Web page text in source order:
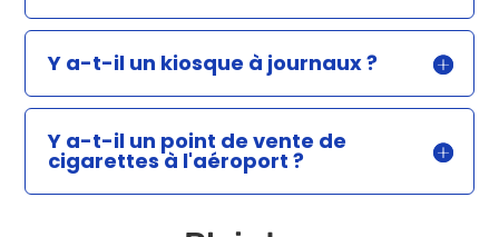
Y a-t-il un kiosque à journaux ?
Y a-t-il un point de vente de
cigarettes à l'aéroport ?